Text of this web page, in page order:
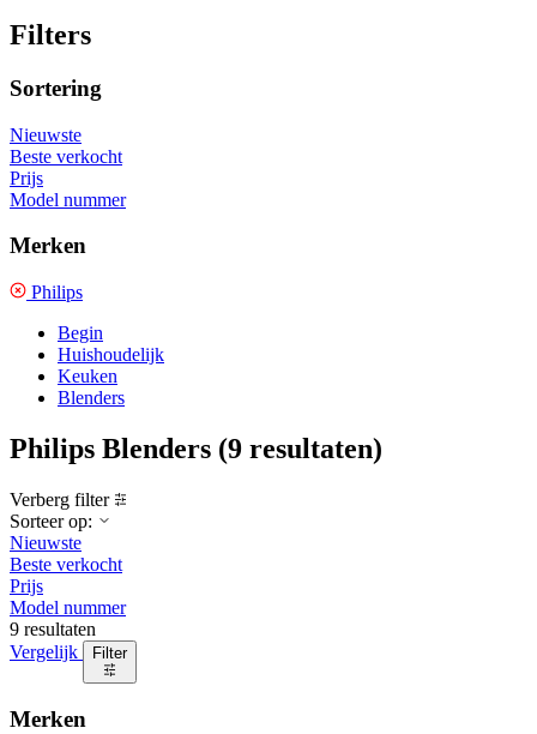
Filters
Sortering
Nieuwste
Beste verkocht
Prijs
Model nummer
Merken
Philips
Begin
Huishoudelijk
Keuken
Blenders
Philips Blenders (9 resultaten)
Verberg filter
Sorteer op:
Nieuwste
Beste verkocht
Prijs
Model nummer
9 resultaten
Vergelijk
Filter
Merken